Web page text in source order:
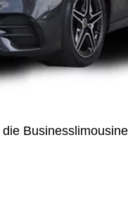
Businesslimousine